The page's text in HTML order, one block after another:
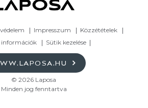
Impresszum
Közzétételek
információk
Sütik kezelése
© 2026 Laposa
Minden jog fenntartva